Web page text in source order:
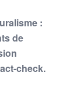
:
de
check.